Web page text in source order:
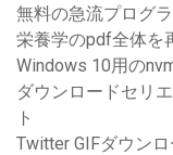
無料の急流プログ
栄養学のpdf全体を
Windows 10用の
ダウンロードセリ
ト
Twitter GIFダウン